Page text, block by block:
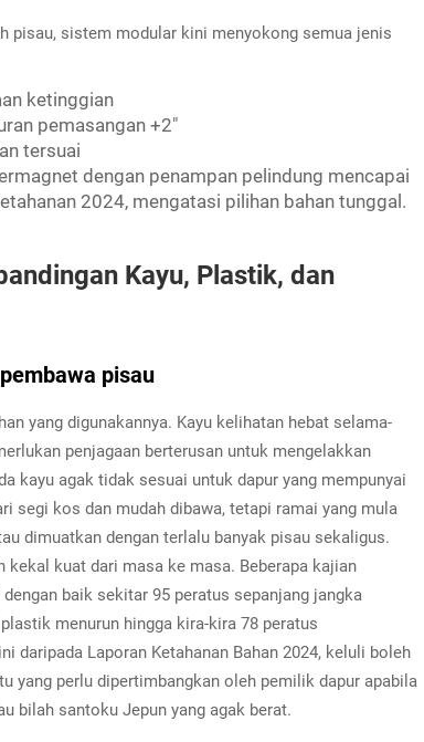
pisau, sistem modular kini menyokong semua jenis
ketinggian
pemasangan +2"
tersuai
dengan penampan pelindung mencapai
2024, mengatasi pilihan bahan tunggal.
Kayu, Plastik, dan
pisau
yang digunakannya. Kayu kelihatan hebat selama-
penjagaan berterusan untuk mengelakkan
kayu agak tidak sesuai untuk dapur yang mempunyai
segi kos dan mudah dibawa, tetapi ramai yang mula
dimuatkan dengan terlalu banyak pisau sekaligus.
kuat dari masa ke masa. Beberapa kajian
baik sekitar 95 peratus sepanjang jangka
menurun hingga kira-kira 78 peratus
daripada Laporan Ketahanan Bahan 2024, keluli boleh
yang perlu dipertimbangkan oleh pemilik dapur apabila
bilah santoku Jepun yang agak berat.